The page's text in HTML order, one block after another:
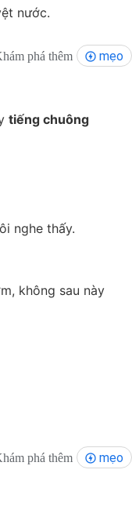
nước.
phá thêm mẹo
tiếng chuông
nghe thấy.
không sau này
phá thêm mẹo